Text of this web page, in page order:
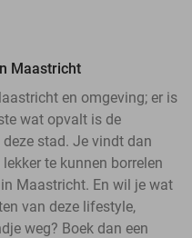
Maastricht
en omgeving; er is
wat opvalt is de
stad. Je vindt dan
te kunnen borrelen
Maastricht. En wil je wat
van deze lifestyle,
weg? Boek dan een